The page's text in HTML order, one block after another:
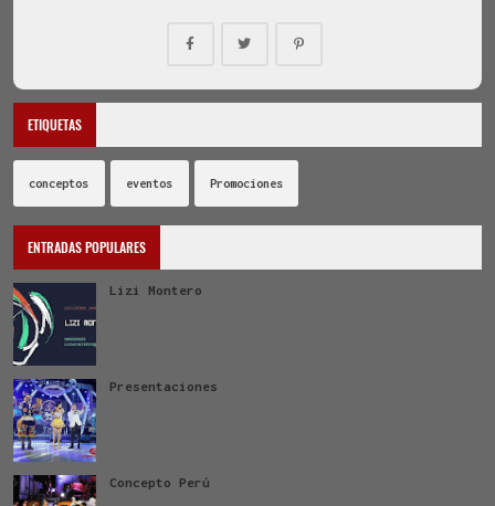
ETIQUETAS
conceptos eventos Promociones
ENTRADAS POPULARES
Lizi Montero
Presentaciones
Concepto Perú